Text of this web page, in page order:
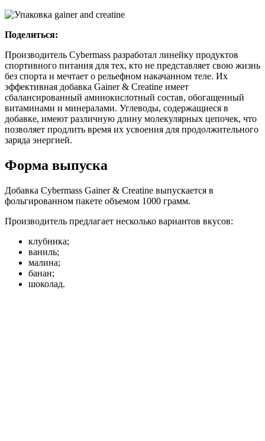
Поделиться:
Производитель Cybermass разработал линейку продуктов
спортивного питания для тех, кто не представляет свою жизнь
без спорта и мечтает о рельефном накачанном теле. Их
эффективная добавка Gainer & Creatine имеет
сбалансированный аминокислотный состав, обогащенный
витаминами и минералами. Углеводы, содержащиеся в
добавке, имеют различную длину молекулярных цепочек, что
позволяет продлить время их усвоения для продолжительного
заряда энергией.
Форма выпуска
Добавка Cybermass Gainer & Creatine выпускается в
фольгированном пакете объемом 1000 грамм.
Производитель предлагает несколько вариантов вкусов:
клубника;
ваниль;
малина;
банан;
шоколад.